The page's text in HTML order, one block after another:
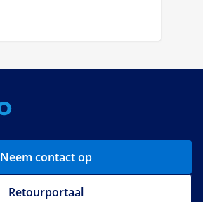
Neem contact op
Retourportaal